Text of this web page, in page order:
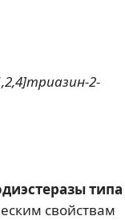
2-
типа
свойствам